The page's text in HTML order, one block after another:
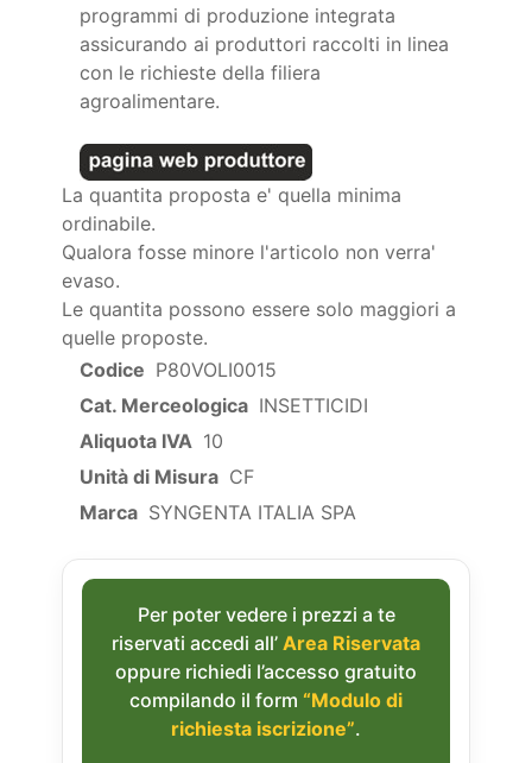
programmi di produzione integrata
assicurando ai produttori raccolti in linea
con le richieste della filiera
agroalimentare.
La quantita proposta e' quella minima
ordinabile.
Qualora fosse minore l'articolo non verra'
evaso.
Le quantita possono essere solo maggiori a
quelle proposte.
Codice P80VOLI0015
Cat. Merceologica INSETTICIDI
Aliquota IVA 10
Unità di Misura CF
Marca SYNGENTA ITALIA SPA
Per poter vedere i prezzi a te
riservati accedi all’ Area Riservata
oppure richiedi l’accesso gratuito
compilando il form “Modulo di
richiesta iscrizione”.